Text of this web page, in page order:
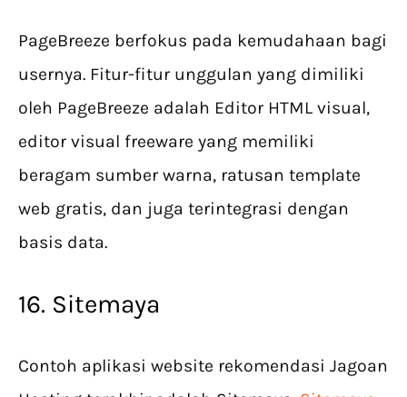
PageBreeze berfokus pada kemudahaan bagi
usernya. Fitur-fitur unggulan yang dimiliki
oleh PageBreeze adalah Editor HTML visual,
editor visual freeware yang memiliki
beragam sumber warna, ratusan template
web gratis, dan juga terintegrasi dengan
basis data.
16. Sitemaya
Contoh aplikasi website rekomendasi Jagoan